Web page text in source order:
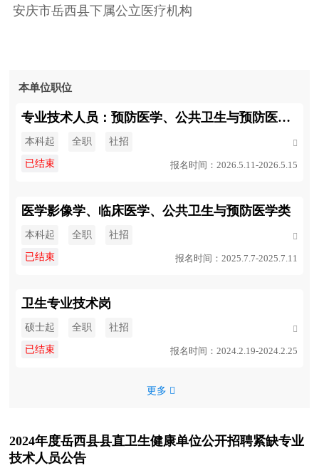
安庆市岳西县下属公立医疗机构
本单位职位
专业技术人员：预防医学、公共卫生与预防医学、卫生监督、法学
本科起 全职 社招 
已结束 报名时间：2026.5.11-2026.5.15
医学影像学、临床医学、公共卫生与预防医学类
本科起 全职 社招 
已结束 报名时间：2025.7.7-2025.7.11
卫生专业技术岗
硕士起 全职 社招 
已结束 报名时间：2024.2.19-2024.2.25
更多 
2024年度岳西县县直卫生健康单位公开招聘紧缺专业
技术人员公告